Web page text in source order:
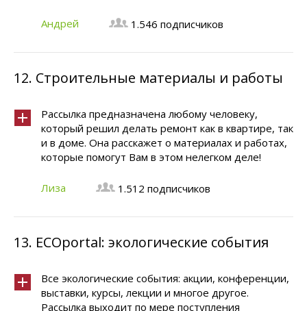
Андрей 1.546 подписчиков
12. Строительные материалы и работы
Рассылка предназначена любому человеку,
который решил делать ремонт как в квартире, так
и в доме. Она расскажет о материалах и работах,
которые помогут Вам в этом нелегком деле!
Лиза 1.512 подписчиков
13. ECOportal: экологические события
Все экологические события: акции, конференции,
выставки, курсы, лекции и многое другое.
Рассылка выходит по мере поступления